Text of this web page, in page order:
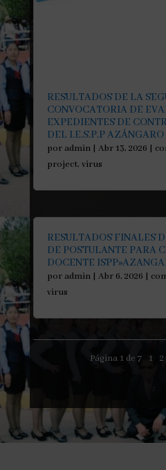
RESULTADOS DE LA
CONVOCATORIA DE
EXPEDIENTES DE
DEL I.E.S.P.P AZÁNGARO
por admin |Abr 13, 2026 |
project,virus
RESULTADOS FINALES
DE POSTULANTE PARA
DOCENTE
por admin |Abr 6, 2026 |
virus
Página 1 de 7 1 2